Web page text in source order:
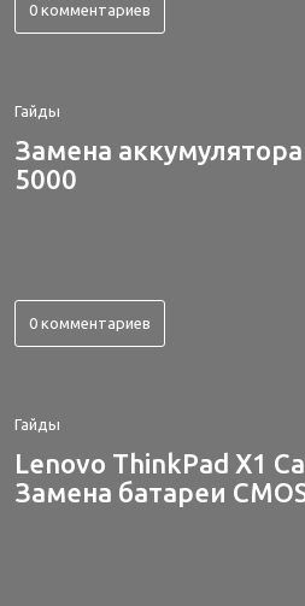
0 комментариев
Гайды
Замена
5000
0 комментариев
Гайды
Lenovo ThinkPad X1
Замена батареи